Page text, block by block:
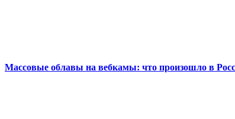
Массовые облавы на вебкамы: что произошло в